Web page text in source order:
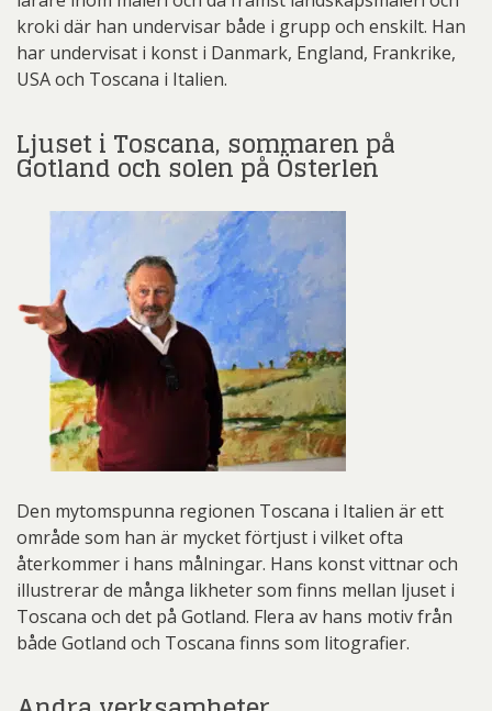
kroki där han undervisar både i grupp och enskilt. Han
har undervisat i konst i Danmark, England, Frankrike,
USA och Toscana i Italien.
Ljuset i Toscana, sommaren på
Gotland och solen på Österlen
Den mytomspunna regionen Toscana i Italien är ett
område som han är mycket förtjust i vilket ofta
återkommer i hans målningar. Hans konst vittnar och
illustrerar de många likheter som finns mellan ljuset i
Toscana och det på Gotland. Flera av hans motiv från
både Gotland och Toscana finns som litografier.